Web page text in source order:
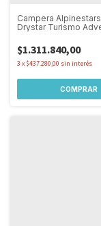
Campera
Drystar Turismo
$1.311.840,00
3 x $437.280,00 sin interés
COMPRAR